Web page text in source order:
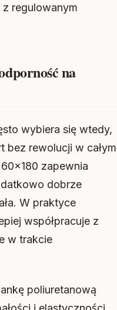
z regulowanym
na
wybiera się wtedy,
bez rewolucji w całym
zapewnia
dobrze
W praktyce
współpracuje z
w trakcie
poliuretanową